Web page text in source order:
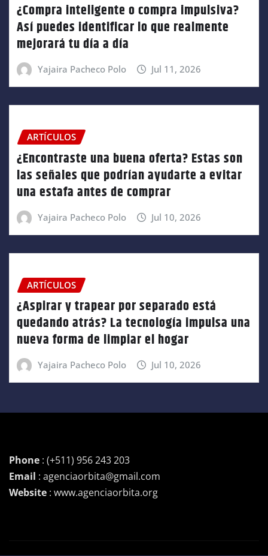
¿Compra inteligente o compra impulsiva?
Así puedes identificar lo que realmente
mejorará tu día a día
Yajaira Pacheco Polo Jul 11, 2026
ARTÍCULOS
¿Encontraste una buena oferta? Estas son
las señales que podrían ayudarte a evitar
una estafa antes de comprar
Yajaira Pacheco Polo Jul 10, 2026
ARTÍCULOS
¿Aspirar y trapear por separado está
quedando atrás? La tecnología impulsa una
nueva forma de limpiar el hogar
Yajaira Pacheco Polo Jul 10, 2026
Phone : (+511) 956 243 203
Email : agenciaorbita@gmail.com
Website : www.agenciaorbita.org